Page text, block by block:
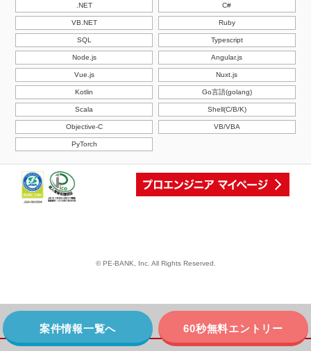
.NET C#
VB.NET Ruby
SQL Typescript
Node.js Angular.js
Vue.js Nuxt.js
Kotlin Go言語(golang)
Scala Shell(C/B/K)
Objective-C VB/VBA
PyTorch
© PE-BANK, Inc. All Rights Reserved.
案件情報一覧へ 60秒無料エントリー